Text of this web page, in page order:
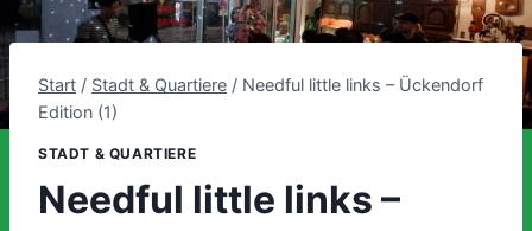
Start / Stadt & Quartiere / Needful little links – Ückendorf
Edition (1)
STADT & QUARTIERE
Needful little links –